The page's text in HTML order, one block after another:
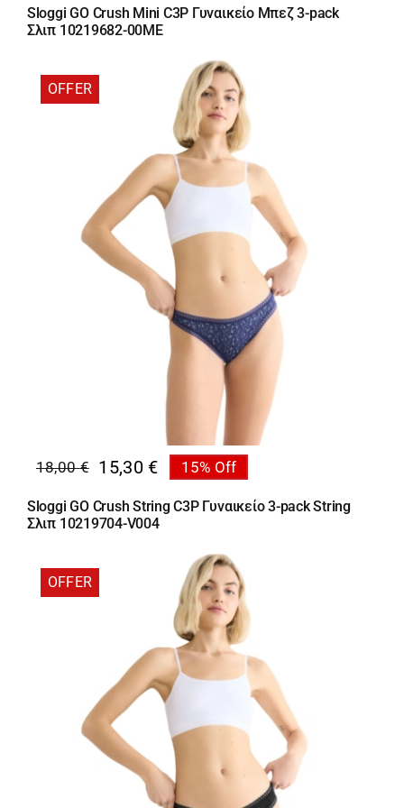
price
was:
τρέχουσα
τιμή
15,30 €.
Sloggi GO Crush Mini C3P Γυναικείο Μπεζ 3-pack
Σλιπ 10219682-00ME
OFFER
18,00€
Original
price
was:
15,30 €
Η
τρέχουσα
τιμή
15,30 €.
15% Off
Sloggi GO Crush String C3P Γυναικείο 3-pack String
Σλιπ 10219704-V004
OFFER